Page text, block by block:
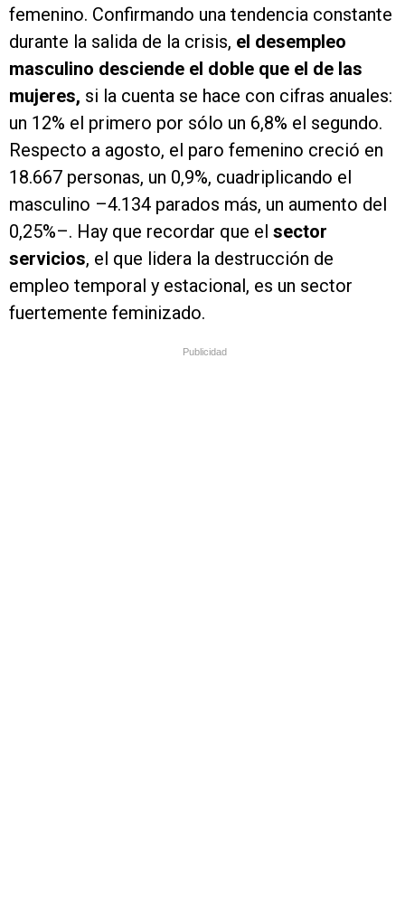
femenino. Confirmando una tendencia constante
durante la salida de la crisis, el desempleo
masculino desciende el doble que el de las
mujeres, si la cuenta se hace con cifras anuales:
un 12% el primero por sólo un 6,8% el segundo.
Respecto a agosto, el paro femenino creció en
18.667 personas, un 0,9%, cuadriplicando el
masculino –4.134 parados más, un aumento del
0,25%–. Hay que recordar que el sector
servicios, el que lidera la destrucción de
empleo temporal y estacional, es un sector
fuertemente feminizado.
Publicidad